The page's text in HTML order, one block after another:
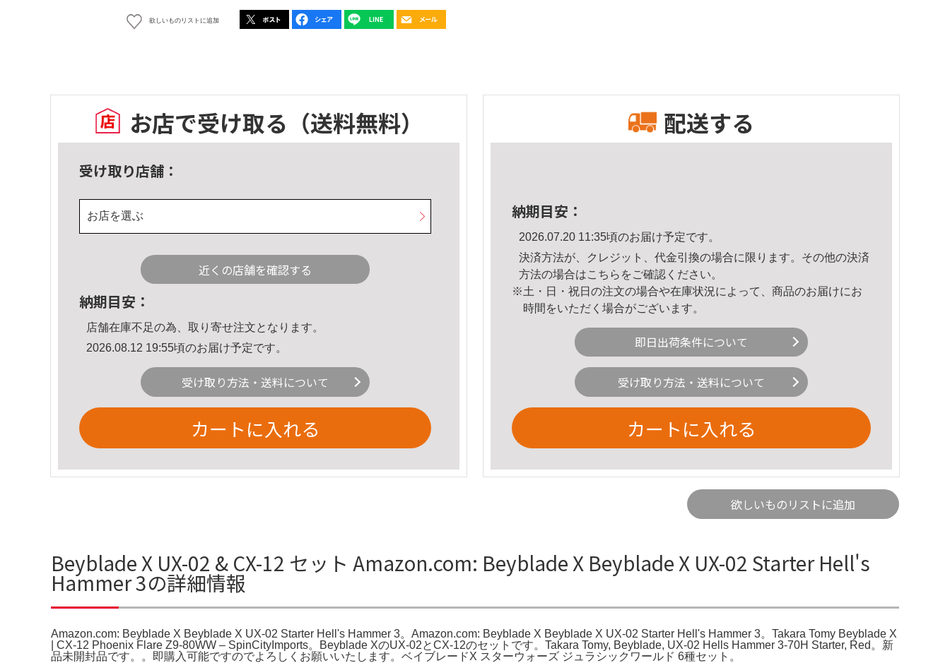
欲しいものリストに追加
お店で受け取る （送料無料）
受け取り店舗：
お店を選ぶ
近くの店舗を確認する
納期目安：
店舗在庫不足の為、取り寄せ注文となります。
2026.08.12 19:55頃のお届け予定です。
受け取り方法・送料について
カートに入れる
配送する
納期目安：
2026.07.20 11:35頃のお届け予定です。
決済方法が、クレジット、代金引換の場合に限ります。その他の決済
方法の場合はこちら をご確認ください。
※土・日・祝日の注文の場合や在庫状況によって、商品のお届けにお
時間をいただく場合がございます。
即日出荷条件について
受け取り方法・送料について
カートに入れる
欲しいものリストに追加
Beyblade X UX-02 & CX-12 セット Amazon.com: Beyblade X Beyblade X UX-02 Starter Hell's
Hammer 3の詳細情報
Amazon.com: Beyblade X Beyblade X UX-02 Starter Hell's Hammer 3。Amazon.com: Beyblade X Beyblade X UX-02 Starter Hell's Hammer 3。Takara Tomy Beyblade X
| CX-12 Phoenix Flare Z9-80WW – SpinCityImports。Beyblade XのUX-02とCX-12のセットです。Takara Tomy, Beyblade, UX-02 Hells Hammer 3-70H Starter, Red。新
品未開封品です。。即購入可能ですのでよろしくお願いいたします。ベイブレードX スターウォーズ ジュラシックワールド 6種セット。